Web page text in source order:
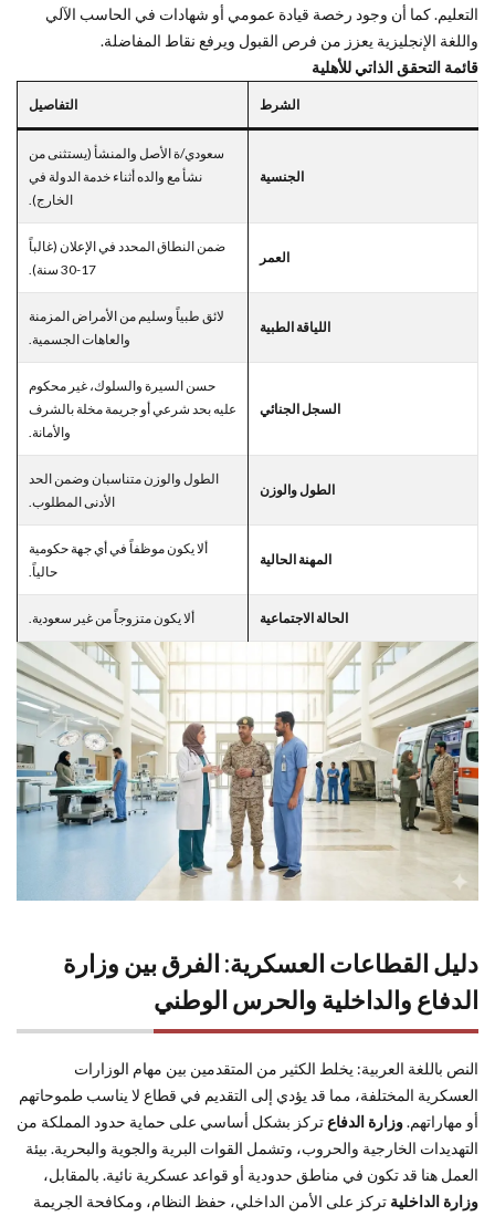
التعليم. كما أن وجود رخصة قيادة عمومي أو شهادات في الحاسب الآلي
واللغة الإنجليزية يعزز من فرص القبول ويرفع نقاط المفاضلة.
قائمة التحقق الذاتي للأهلية
الشرط التفاصيل
الجنسية
سعودي/ة الأصل والمنشأ (يستثنى من
نشأ مع والده أثناء خدمة الدولة في
الخارج).
العمر
ضمن النطاق المحدد في الإعلان (غالباً
17-30 سنة).
اللياقة الطبية
لائق طبياً وسليم من الأمراض المزمنة
والعاهات الجسمية.
السجل الجنائي
حسن السيرة والسلوك، غير محكوم
عليه بحد شرعي أو جريمة مخلة بالشرف
والأمانة.
الطول والوزن
الطول والوزن متناسبان وضمن الحد
الأدنى المطلوب.
المهنة الحالية
ألا يكون موظفاً في أي جهة حكومية
حالياً.
الحالة الاجتماعية ألا يكون متزوجاً من غير سعودية.
دليل القطاعات العسكرية: الفرق بين وزارة
الدفاع والداخلية والحرس الوطني
النص باللغة العربية: يخلط الكثير من المتقدمين بين مهام الوزارات
العسكرية المختلفة، مما قد يؤدي إلى التقديم في قطاع لا يناسب طموحاتهم
أو مهاراتهم.وزارة الدفاع تركز بشكل أساسي على حماية حدود المملكة من
التهديدات الخارجية والحروب، وتشمل القوات البرية والجوية والبحرية. بيئة
العمل هنا قد تكون في مناطق حدودية أو قواعد عسكرية نائية. بالمقابل،
وزارة الداخلية تركز على الأمن الداخلي، حفظ النظام، ومكافحة الجريمة